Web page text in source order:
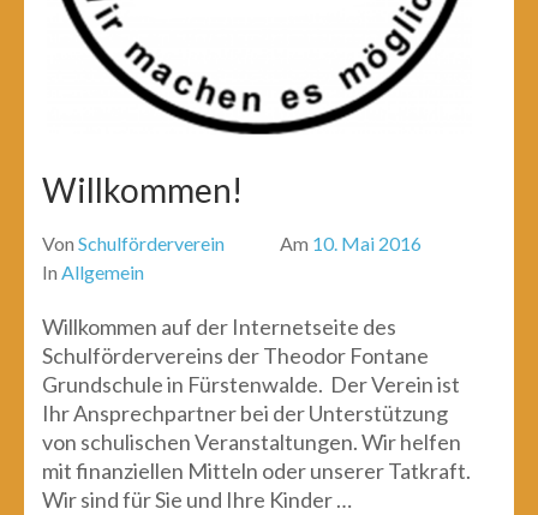
Willkommen!
Von Schulförderverein Am 10. Mai 2016
In Allgemein
Willkommen auf der Internetseite des
Schulfördervereins der Theodor Fontane
Grundschule in Fürstenwalde. ​ Der Verein ist
Ihr Ansprechpartner bei der Unterstützung
von schulischen Veranstaltungen. Wir helfen
mit finanziellen Mitteln oder unserer Tatkraft. ​
Wir sind für Sie und Ihre Kinder …